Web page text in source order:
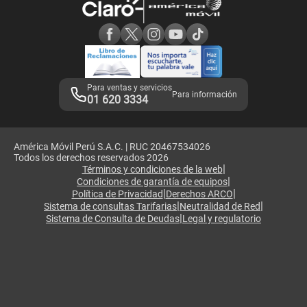
Adquirientes iPhone 6, 6S y SE
Mensaje de Seguridad
Términos y Condiciones de Tienda Claro
Libro de Reclamaciones
Legales de marketplace
Para ventas y servicios
01 620 3334 Para información
América Móvil Perú S.A.C. | RUC 20467534026
Todos los derechos reservados 2026
Términos y condiciones de la web|
Condiciones de garantía de equipos|
Política de Privacidad|Derechos ARCO|
Sistema de consultas Tarifarias|Neutralidad de Red|
Sistema de Consulta de Deudas|Legal y regulatorio